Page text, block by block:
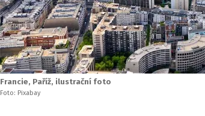
Francie, Paříž, ilustrační foto
Foto: Pixabay